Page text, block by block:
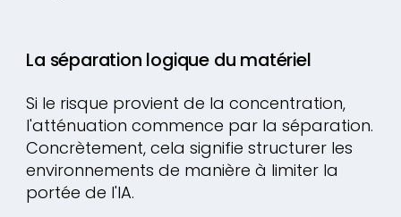
La séparation logique du matériel
Si le risque provient de la concentration,
l'atténuation commence par la séparation.
Concrètement, cela signifie structurer les
environnements de manière à limiter la
portée de l'IA.